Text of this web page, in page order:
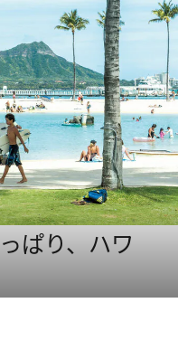
ぱり、ハワ